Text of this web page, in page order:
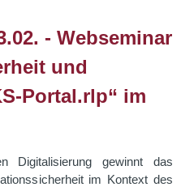
- Webseminar
und
Portal.rlp“ im
Digitalisierung gewinnt das
im Kontext des